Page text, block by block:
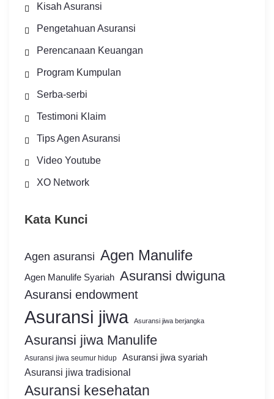
Kisah Asuransi
Pengetahuan Asuransi
Perencanaan Keuangan
Program Kumpulan
Serba-serbi
Testimoni Klaim
Tips Agen Asuransi
Video Youtube
XO Network
Kata Kunci
Agen asuransi Agen Manulife
Agen Manulife Syariah Asuransi dwiguna
Asuransi endowment
Asuransi jiwa Asuransi jiwa berjangka
Asuransi jiwa Manulife
Asuransi jiwa seumur hidup Asuransi jiwa syariah
Asuransi jiwa tradisional
Asuransi kesehatan